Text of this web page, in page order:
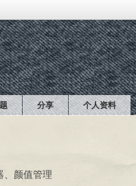
分享 个人资料
、颜值管理